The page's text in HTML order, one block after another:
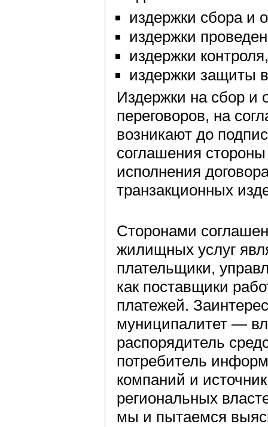
издержки сбора и
издержки
издержки контроля,
издержки защиты
Издержки на сбор и
переговоров, на
возникают до
соглашения
исполнения
транзакционных
Сторонами
жилищных услуг
плательщики,
как поставщики
платежей.
муниципалитет —
распорядитель
потребитель
компаний и
региональных
мы и пытаемся